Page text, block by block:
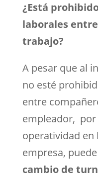
¿Está
laborales
trabajo?
A pesar que al
no esté
entre
empleador, por
operatividad en
empresa,
cambio de